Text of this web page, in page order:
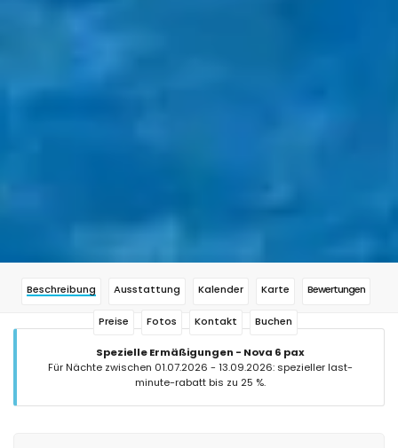
Beschreibung Ausstattung Kalender Karte Bewertungen
Preise Fotos Kontakt Buchen
Spezielle Ermäßigungen - Nova 6 pax
Für Nächte zwischen 01.07.2026 - 13.09.2026: spezieller last-
minute-rabatt bis zu 25 %.